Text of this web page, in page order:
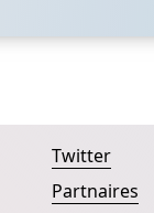
Twitter
Partnaires